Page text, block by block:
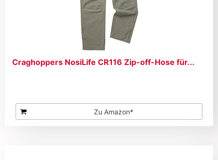
Craghoppers NosiLife CR116 Zip-off-Hose für...
Zu Amazon*